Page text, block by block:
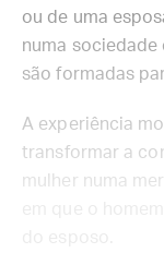
ou de uma
numa sociedade
são formadas
A experiência
transformar a
mulher numa